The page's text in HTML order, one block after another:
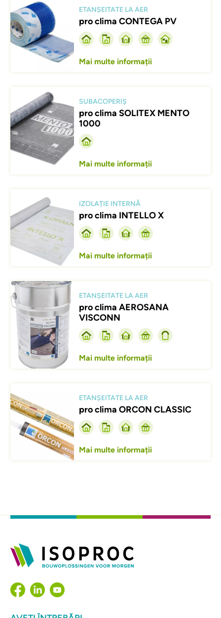
ETANȘEITATE LA AER
pro clima CONTEGA PV
Mai multe informații
Afbeelding
SUBACOPERIȘ
pro clima SOLITEX MENTO
1000
Mai multe informații
IZOLAȚIE INTERNĂ
pro clima INTELLO X
Mai multe informații
Afbeelding
ETANȘEITATE LA AER
pro clima AEROSANA
VISCONN
Mai multe informații
ETANȘEITATE LA AER
pro clima ORCON CLASSIC
Mai multe informații